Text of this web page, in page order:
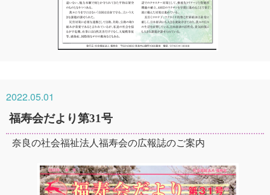
2022.05.01
福寿会だより第31号
奈良の社会福祉法人福寿会の広報誌のご案内